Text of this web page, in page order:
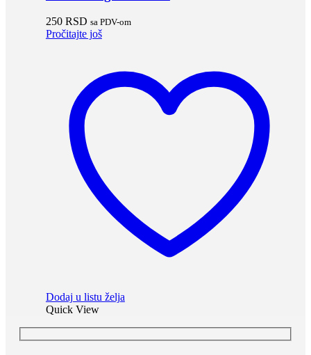
250 RSD sa PDV-om
Pročitajte još
Dodaj u listu želja
Quick View